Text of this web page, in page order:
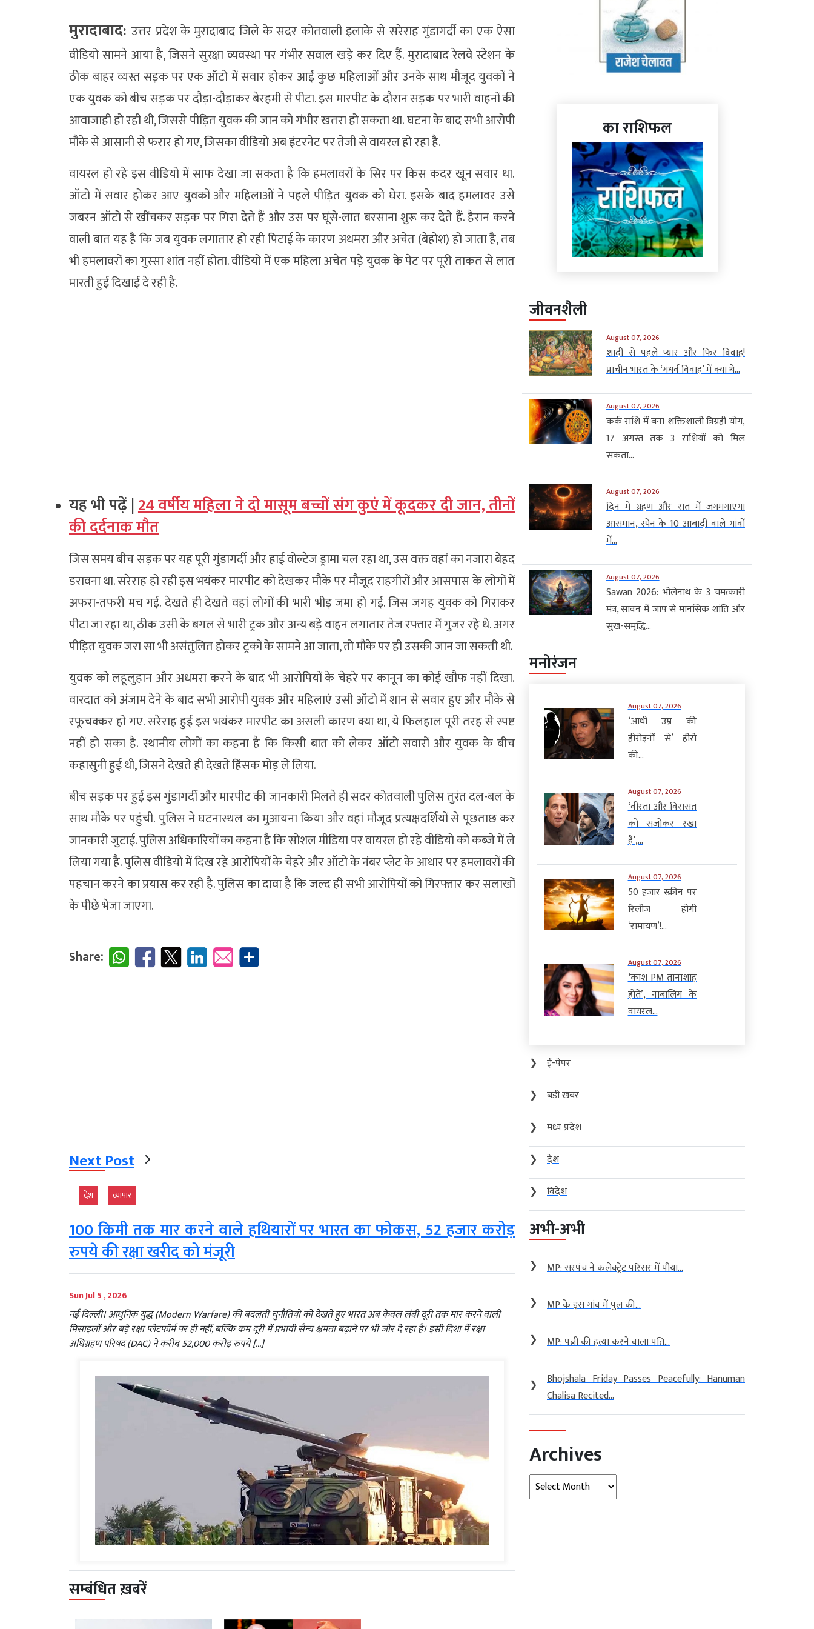
मुरादाबाद:उत्तर प्रदेश के मुरादाबाद जिले के सदर कोतवाली इलाके से सरेराह गुंडागर्दी का एक ऐसा
वीडियो सामने आया है, जिसने सुरक्षा व्यवस्था पर गंभीर सवाल खड़े कर दिए हैं. मुरादाबाद रेलवे स्टेशन के
ठीक बाहर व्यस्त सड़क पर एक ऑटो में सवार होकर आईं कुछ महिलाओं और उनके साथ मौजूद युवकों ने
एक युवक को बीच सड़क पर दौड़ा-दौड़ाकर बेरहमी से पीटा. इस मारपीट के दौरान सड़क पर भारी वाहनों की
आवाजाही हो रही थी, जिससे पीड़ित युवक की जान को गंभीर खतरा हो सकता था. घटना के बाद सभी आरोपी
मौके से आसानी से फरार हो गए, जिसका वीडियो अब इंटरनेट पर तेजी से वायरल हो रहा है.
वायरल हो रहे इस वीडियो में साफ देखा जा सकता है कि हमलावरों के सिर पर किस कदर खून सवार था.
ऑटो में सवार होकर आए युवकों और महिलाओं ने पहले पीड़ित युवक को घेरा. इसके बाद हमलावर उसे
जबरन ऑटो से खींचकर सड़क पर गिरा देते हैं और उस पर घूंसे-लात बरसाना शुरू कर देते हैं. हैरान करने
वाली बात यह है कि जब युवक लगातार हो रही पिटाई के कारण अधमरा और अचेत (बेहोश) हो जाता है, तब
भी हमलावरों का गुस्सा शांत नहीं होता. वीडियो में एक महिला अचेत पड़े युवक के पेट पर पूरी ताकत से लात
मारती हुई दिखाई दे रही है.
यह भी पढ़ें |24 वर्षीय महिला ने दो मासूम बच्चों संग कुएं में कूदकर दी जान, तीनों
की दर्दनाक मौत
जिस समय बीच सड़क पर यह पूरी गुंडागर्दी और हाई वोल्टेज ड्रामा चल रहा था, उस वक्त वहां का नजारा बेहद
डरावना था. सरेराह हो रही इस भयंकर मारपीट को देखकर मौके पर मौजूद राहगीरों और आसपास के लोगों में
अफरा-तफरी मच गई. देखते ही देखते वहां लोगों की भारी भीड़ जमा हो गई. जिस जगह युवक को गिराकर
पीटा जा रहा था, ठीक उसी के बगल से भारी ट्रक और अन्य बड़े वाहन लगातार तेज रफ्तार में गुजर रहे थे. अगर
पीड़ित युवक जरा सा भी असंतुलित होकर ट्रकों के सामने आ जाता, तो मौके पर ही उसकी जान जा सकती थी.
युवक को लहूलुहान और अधमरा करने के बाद भी आरोपियों के चेहरे पर कानून का कोई खौफ नहीं दिखा.
वारदात को अंजाम देने के बाद सभी आरोपी युवक और महिलाएं उसी ऑटो में शान से सवार हुए और मौके से
रफूचक्कर हो गए. सरेराह हुई इस भयंकर मारपीट का असली कारण क्या था, ये फिलहाल पूरी तरह से स्पष्ट
नहीं हो सका है. स्थानीय लोगों का कहना है कि किसी बात को लेकर ऑटो सवारों और युवक के बीच
कहासुनी हुई थी, जिसने देखते ही देखते हिंसक मोड़ ले लिया.
बीच सड़क पर हुई इस गुंडागर्दी और मारपीट की जानकारी मिलते ही सदर कोतवाली पुलिस तुरंत दल-बल के
साथ मौके पर पहुंची. पुलिस ने घटनास्थल का मुआयना किया और वहां मौजूद प्रत्यक्षदर्शियों से पूछताछ कर
जानकारी जुटाई. पुलिस अधिकारियों का कहना है कि सोशल मीडिया पर वायरल हो रहे वीडियो को कब्जे में ले
लिया गया है. पुलिस वीडियो में दिख रहे आरोपियों के चेहरे और ऑटो के नंबर प्लेट के आधार पर हमलावरों की
पहचान करने का प्रयास कर रही है. पुलिस का दावा है कि जल्द ही सभी आरोपियों को गिरफ्तार कर सलाखों
के पीछे भेजा जाएगा.
Share:
Next Post
देश व्‍यापार
100 किमी तक मार करने वाले हथियारों पर भारत का फोकस, 52 हजार करोड़
रुपये की रक्षा खरीद को मंजूरी
Sun Jul 5 , 2026
नई दिल्ली। आधुनिक युद्ध (Modern Warfare) की बदलती चुनौतियों को देखते हुए भारत अब केवल लंबी दूरी तक मार करने वाली
मिसाइलों और बड़े रक्षा प्लेटफॉर्म पर ही नहीं, बल्कि कम दूरी में प्रभावी सैन्य क्षमता बढ़ाने पर भी जोर दे रहा है। इसी दिशा में रक्षा
अधिग्रहण परिषद (DAC) ने करीब 52,000 करोड़ रुपये […]
सम्बंधित ख़बरें
का राशिफल
जीवनशैली
August 07, 2026
शादी से पहले प्यार और फिर विवाह!
प्राचीन भारत के ‘गंधर्व विवाह’ में क्या थे...
August 07, 2026
कर्क राशि में बना शक्तिशाली त्रिग्रही योग,
17 अगस्त तक 3 राशियों को मिल
सकता...
August 07, 2026
दिन में ग्रहण और रात में जगमगाएगा
आसमान, स्पेन के 10 आबादी वाले गांवों
में...
August 07, 2026
Sawan 2026: भोलेनाथ के 3 चमत्कारी
मंत्र, सावन में जाप से मानसिक शांति और
सुख-समृद्धि...
मनोरंजन
August 07, 2026
‘आधी उम्र की
हीरोइनों से’ हीरो
की...
August 07, 2026
‘वीरता और विरासत
को संजोकर रखा
है’,...
August 07, 2026
50 हजार स्क्रीन पर
रिलीज होगी
‘रामायण’!...
August 07, 2026
‘काश PM तानाशाह
होते’, नाबालिग के
वायरल...
❯
ई-पेपर
❯
बड़ी खबर
❯
मध्य प्रदेश
❯
देश
❯
विदेश
अभी-अभी
❯ MP: सरपंच ने कलेक्ट्रेट परिसर में पीया...
❯ MP के इस गांव में पुल की...
❯ MP: पत्नी की हत्या करने वाला पति...
❯
Bhojshala Friday Passes Peacefully: Hanuman
Chalisa Recited...
Archives
Archives